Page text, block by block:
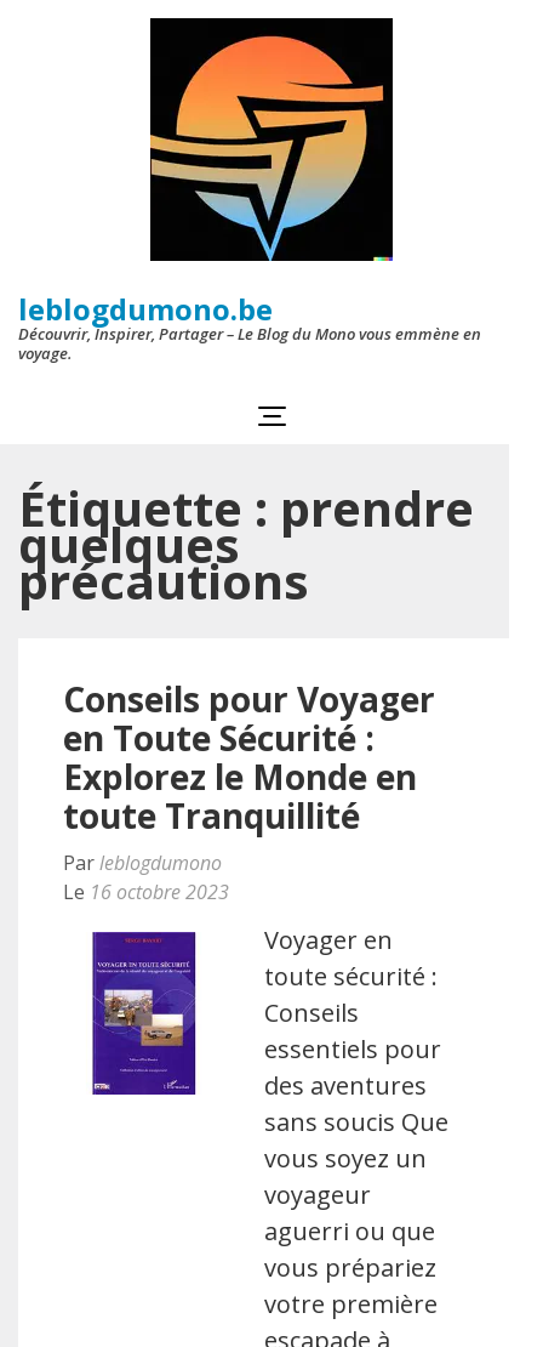
leblogdumono.be
Découvrir, Inspirer, Partager – Le Blog du Mono vous emmène en
voyage.
Étiquette : prendre
quelques
précautions
Conseils pour Voyager
en Toute Sécurité :
Explorez le Monde en
toute Tranquillité
Parleblogdumono
Le 16 octobre 2023
Voyager en
toute sécurité :
Conseils
essentiels pour
des aventures
sans soucis Que
vous soyez un
voyageur
aguerri ou que
vous prépariez
votre première
escapade à